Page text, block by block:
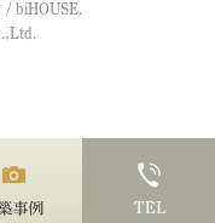
biHOUSE.